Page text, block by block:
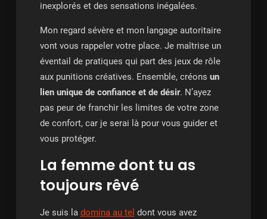
inexplorés et des sensations inégalées.
Mon regard sévère et mon langage autoritaire
vont vous rappeler votre place. Je maîtrise un
éventail de pratiques qui part des jeux de rôle
aux punitions créatives. Ensemble, créons un
lien unique de confiance et de désir. N’ayez
pas peur de franchir les limites de votre zone
de confort, car je serai là pour vous guider et
vous protéger.
La femme dont tu as
toujours rêvé
Je suis la domina au tel dont vous avez